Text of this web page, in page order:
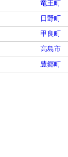
竜王町
日野町
甲良町
高島市
豊郷町